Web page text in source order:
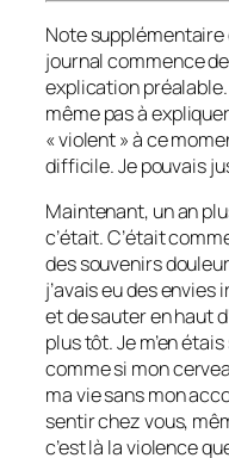
Note supplémentaire
journal commence
explication préalable.
même pas à
« violent » à ce
difficile. Je pouvais
Maintenant, un an
c’était. C’était
des souvenirs
j’avais eu des
et de sauter en haut
plus tôt. Je m’en
comme si mon
ma vie sans mon
sentir chez vous,
c’est là la violence